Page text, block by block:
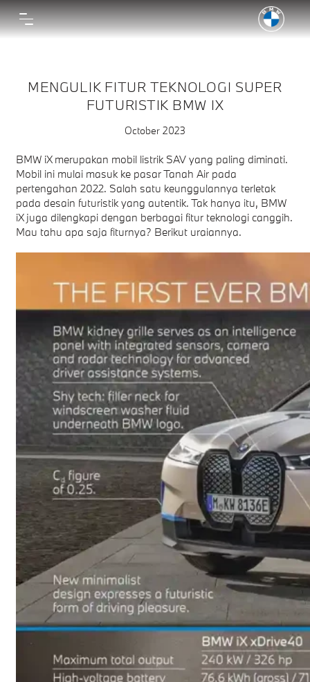
MENGULIK FITUR TEKNOLOGI SUPER
FUTURISTIK BMW IX
October 2023
BMW iX merupakan mobil listrik SAV yang paling diminati.
Mobil ini mulai masuk ke pasar Tanah Air pada
pertengahan 2022. Salah satu keunggulannya terletak
pada desain futuristik yang autentik. Tak hanya itu, BMW
iX juga dilengkapi dengan berbagai fitur teknologi canggih.
Mau tahu apa saja fiturnya? Berikut uraiannya.